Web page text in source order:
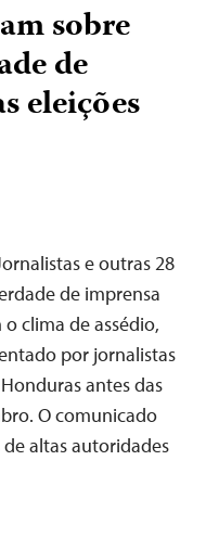
sobre
de
eleições
e outras 28
de imprensa
clima de assédio,
por jornalistas
antes das
O comunicado
altas autoridades